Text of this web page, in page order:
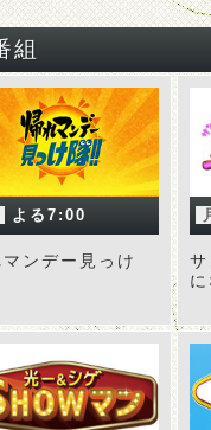
組
よる7:00
ンデー見っけ